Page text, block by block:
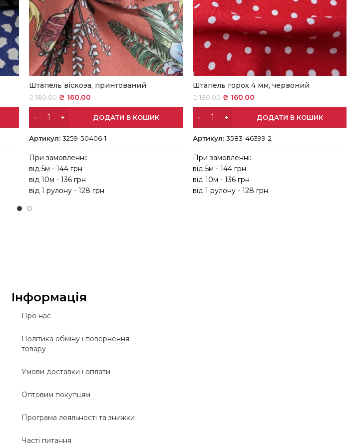
Штапель віскоза, принтований
₴180.00 ₴ 160.00
ДОДАТИ В КОШИК
Артикул:3259-50406-1
При замовленні:
від 5м - 144 грн
від 10м - 136 грн
від 1 рулону - 128 грн
Штапель горох 4 мм, червоний
₴180.00 ₴ 160.00
ДОДАТИ В КОШИК
Артикул:3583-46399-2
При замовленні:
від 5м - 144 грн
від 10м - 136 грн
від 1 рулону - 128 грн
Інформація
Про нас
Політика обміну і повернення
товару
Умови доставки і оплати
Оптовим покупцям
Програма лояльності та знижки
Часті питання